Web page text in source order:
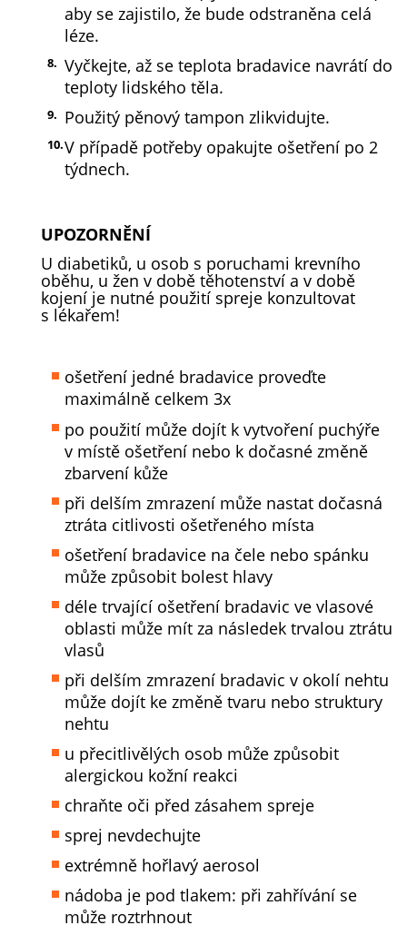
aby se zajistilo, že bude odstraněna celá
léze.
Vyčkejte, až se teplota bradavice navrátí do
teploty lidského těla.
Použitý pěnový tampon zlikvidujte.
V případě potřeby opakujte ošetření po 2
týdnech.
UPOZORNĚNÍ
U diabetiků, u osob s poruchami krevního
oběhu, u žen v době těhotenství a v době
kojení je nutné použití spreje konzultovat
s lékařem!
ošetření jedné bradavice proveďte
maximálně celkem 3x
po použití může dojít k vytvoření puchýře
v místě ošetření nebo k dočasné změně
zbarvení kůže
při delším zmrazení může nastat dočasná
ztráta citlivosti ošetřeného místa
ošetření bradavice na čele nebo spánku
může způsobit bolest hlavy
déle trvající ošetření bradavic ve vlasové
oblasti může mít za následek trvalou ztrátu
vlasů
při delším zmrazení bradavic v okolí nehtu
může dojít ke změně tvaru nebo struktury
nehtu
u přecitlivělých osob může způsobit
alergickou kožní reakci
chraňte oči před zásahem spreje
sprej nevdechujte
extrémně hořlavý aerosol
nádoba je pod tlakem: při zahřívání se
může roztrhnout